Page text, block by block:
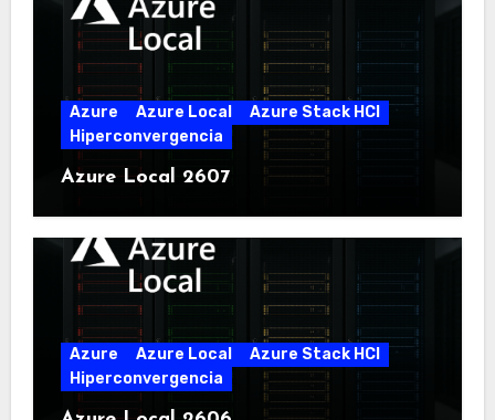
Azure Azure Local
Azure Stack HCI
Hiperconvergencia
Azure Local 2607
Azure Azure Local
Azure Stack HCI
Hiperconvergencia